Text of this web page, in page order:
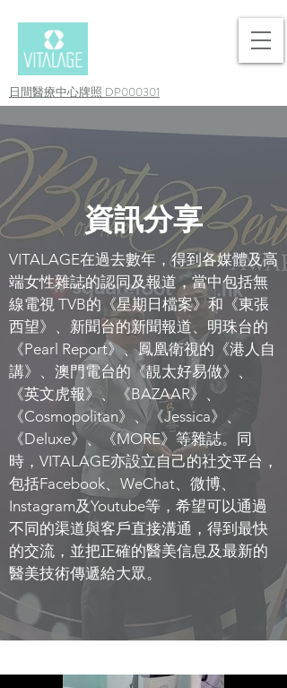
日間醫療中心牌照 DP000301
資訊分享
VITALAGE在過去數年，得到各媒體及高
端女性雜誌的認同及報道，當中包括無
線電視 TVB的《星期日檔案》和《東張
西望》、新聞台的新聞報道、明珠台的
《Pearl Report》、鳳凰衛視的《港人自
講》、澳門電台的《靚太好易做》、
《英文虎報》、《BAZAAR》、
《Cosmopolitan》、《Jessica》、
《Deluxe》、《MORE》等雜誌。同
時，VITALAGE亦設立自己的社交平台，
包括Facebook、WeChat、微博、
Instagram及Youtube等，希望可以通過
不同的渠道與客戶直接溝通，得到最快
的交流，並把正確的醫美信息及最新的
醫美技術傳遞給大眾。